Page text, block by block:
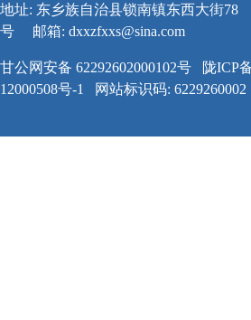
地址: 东乡族自治县锁南镇东西大街78
号
邮箱: dxxzfxxs@sina.com
甘公网安备 62292602000102号
陇ICP
12000508号-1
网站标识码: 6229260002